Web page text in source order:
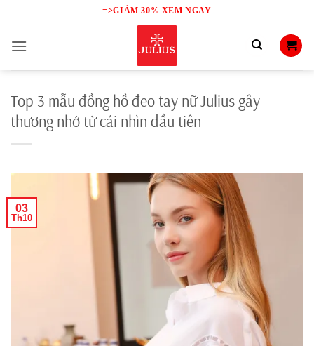
content
=>GIẢM 30% XEM NGAY
Top 3 mẫu đồng hồ đeo tay nữ Julius gây
thương nhớ từ cái nhìn đầu tiên
03
Th10